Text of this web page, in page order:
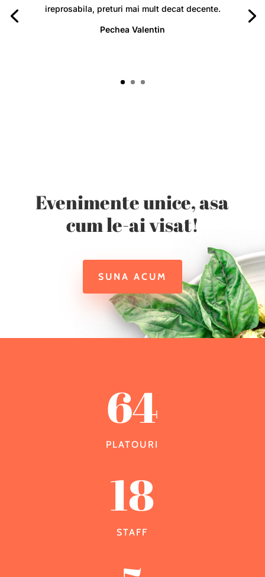
ireprosabila, preturi mai mult decat decente.
Pechea Valentin
Evenimente unice, asa
cum le-ai visat!
SUNA ACUM
64
PLATOURI
18
STAFF